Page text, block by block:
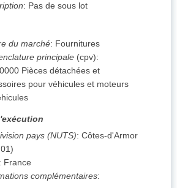
: Pas de sous lot
du marché: Fournitures
principale (cpv):
Pièces détachées et
pour véhicules et moteurs
pays (NUTS): Côtes-d'Armor
)
: France
complémentaires: